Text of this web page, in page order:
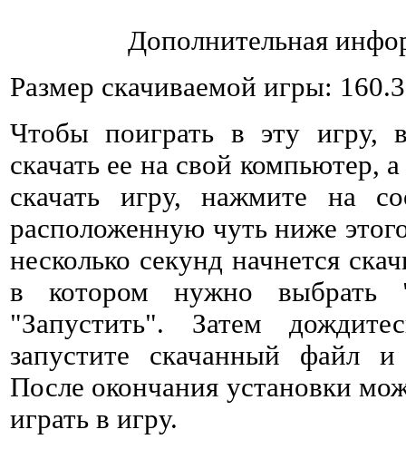
Дополнительная
Размер скачиваемой игры:
Чтобы поиграть в эту игру,
скачать ее на свой компьютер,
скачать игру, нажмите на
расположенную чуть ниже
несколько секунд начнется
в котором нужно выбрать
"Запустить". Затем
запустите скачанный файл и
После окончания установки
играть в игру.